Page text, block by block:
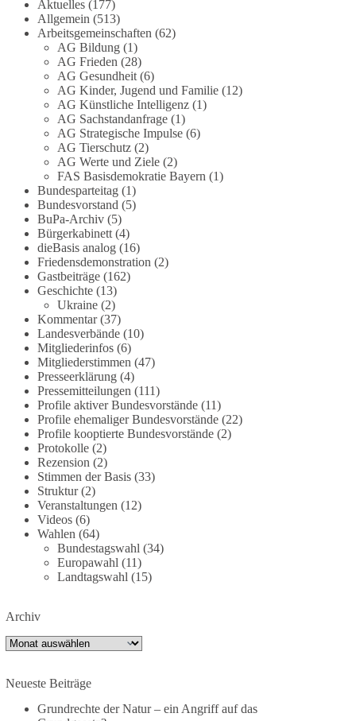
aufgearbeitet.
Auch in Deutschland warten viele Menschen bis
heute auf Antworten:
❓ Wie wurden politische Entscheidungen
getroffen?
❓ Welche Maßnahmen waren notwendig und
welche nicht?
❓Und wer übernimmt die Verantwortung für die
massiven Folgen für Kinder, Familien,
Unternehmen und das Vertrauen in unseren
Rechtsstaat?
🟩🟩🟦🟦🟥🟥🟧🟧
Eine demokratische Gesellschaft lebt nicht davon,
unbequeme Fragen zu vermeiden. Sie lebt davon,
Fragen offen zu stellen und transparent zu
beantworten.
dieBasis fordert deshalb weiterhin eine
unabhängige, vollständige und transparente
Aufarbeitung der Corona-Politik. Ohne
Denkverbote, ohne Vorverurteilungen und ohne
Tabus.
Quellen:https://apnews.com/article/fauci-diaries-
covid-origins-rand-paul-
6b25da9f75a0becbaf2886ab22643e67
https://www.tichyseinblick.de/kolumnen/aus-aller-
welt/usa-tagebuch-fauci-corona-impfung/
#dieBasis #Corona #Aufarbeitung
#Vertrauen
239 36
DieBasis
Aktuelles(177)
Allgemein (513)
Arbeitsgemeinschaften (62)
AG Bildung(1)
AG Frieden (28)
AG Gesundheit(6)
AG Kinder, Jugend und Familie(12)
AG Künstliche Intelligenz(1)
AG Sachstandanfrage(1)
AG Strategische Impulse(6)
AG Tierschutz(2)
AG Werte und Ziele(2)
FAS Basisdemokratie Bayern (1)
Bundesparteitag(1)
Bundesvorstand (5)
BuPa-Archiv(5)
Bürgerkabinett(4)
dieBasis analog(16)
Friedensdemonstration (2)
Gastbeiträge(162)
Geschichte(13)
Ukraine(2)
Kommentar(37)
Landesverbände(10)
Mitgliederinfos(6)
Mitgliederstimmen (47)
Presseerklärung(4)
Pressemitteilungen (111)
Profile aktiver Bundesvorstände(11)
Profile ehemaliger Bundesvorstände(22)
Profile kooptierte Bundesvorstände(2)
Protokolle(2)
Rezension (2)
Stimmen der Basis(33)
Struktur(2)
Veranstaltungen (12)
Videos(6)
Wahlen (64)
Bundestagswahl (34)
Europawahl (11)
Landtagswahl (15)
Archiv
Archiv
Neueste Beiträge
Grundrechte der Natur – ein Angriff auf das